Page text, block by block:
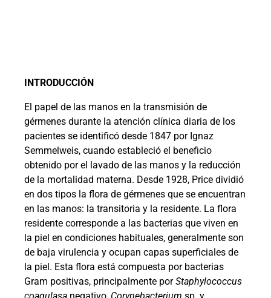
INTRODUCCIÓN
El papel de las manos en la transmisión de
gérmenes durante la atención clínica diaria de los
pacientes se identificó desde 1847 por Ignaz
Semmelweis, cuando estableció el beneficio
obtenido por el lavado de las manos y la reducción
de la mortalidad materna. Desde 1928, Price dividió
en dos tipos la flora de gérmenes que se encuentran
en las manos: la transitoria y la residente. La flora
residente corresponde a las bacterias que viven en
la piel en condiciones habituales, generalmente son
de baja virulencia y ocupan capas superficiales de
la piel. Esta flora está compuesta por bacterias
Gram positivas, principalmente porStaphylococcus